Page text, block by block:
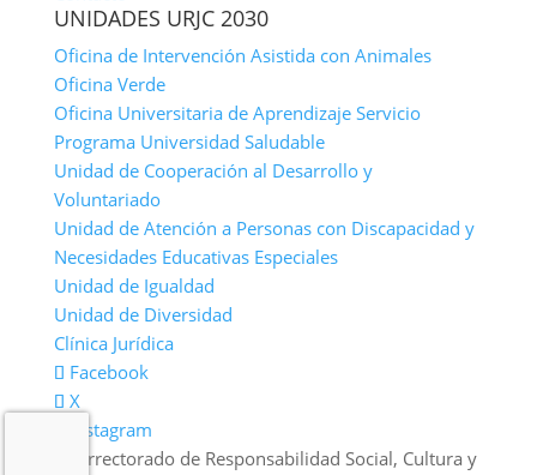
UNIDADES URJC 2030
Oficina de Intervención Asistida con Animales
Oficina Verde
Oficina Universitaria de Aprendizaje Servicio
Programa Universidad Saludable
Unidad de Cooperación al Desarrollo y
Voluntariado
Unidad de Atención a Personas con Discapacidad y
Necesidades Educativas Especiales
Unidad de Igualdad
Unidad de Diversidad
Clínica Jurídica
Facebook
X
Instagram
Vicerrectorado de Responsabilidad Social, Cultura y